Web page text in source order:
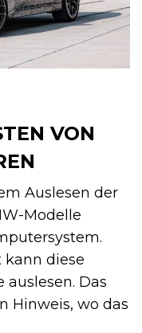
VON
Auslesen der
Modelle
kann diese
Das
Hinweis, wo das